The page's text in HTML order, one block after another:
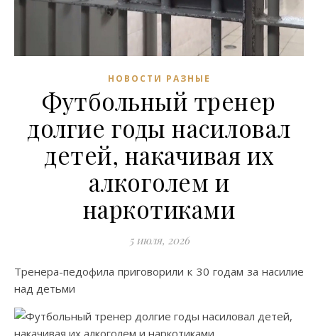
НОВОСТИ РАЗНЫЕ
Футбольный тренер
долгие годы насиловал
детей, накачивая их
алкоголем и
наркотиками
5 июля, 2026
Тренера-педофила приговорили к 30 годам за насилие
над детьми